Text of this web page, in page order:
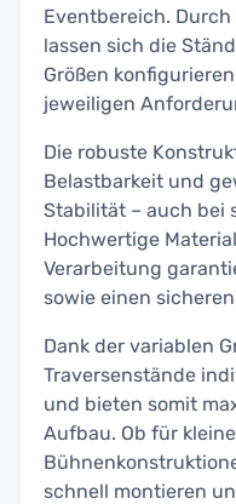
Eventbereich.
lassen sich die
Größen
jeweiligen
Die robuste
Belastbarkeit und
Stabilität – auch bei
Hochwertige
Verarbeitung
sowie einen
Dank der variablen
Traversenstände
und bieten somit
Aufbau. Ob für
schnell montieren